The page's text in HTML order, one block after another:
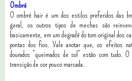
Ombré
O ombré hair é um dos estilos preferidos das
geral, os outros tipos de mechas são
basicamente, em um degradê do tom original dos
pontas dos fios. Vale anotar que, os efeitos
dourados “queimados de sol” estão com tudo.
transição de cor pouco marcada.